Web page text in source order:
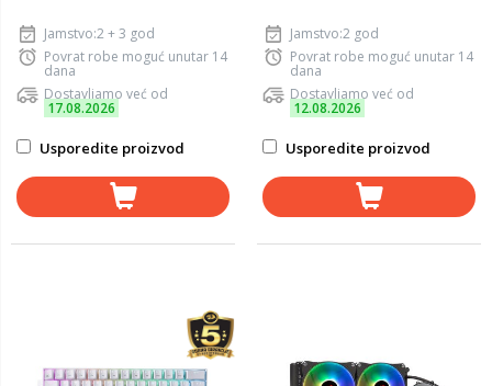
Jamstvo:2 + 3 god
Povrat robe moguć unutar 14
dana
Dostavljamo već od
17.08.2026
Usporedite proizvod
Jamstvo:2 god
Povrat robe moguć unutar 14
dana
Dostavljamo već od
12.08.2026
Usporedite proizvod